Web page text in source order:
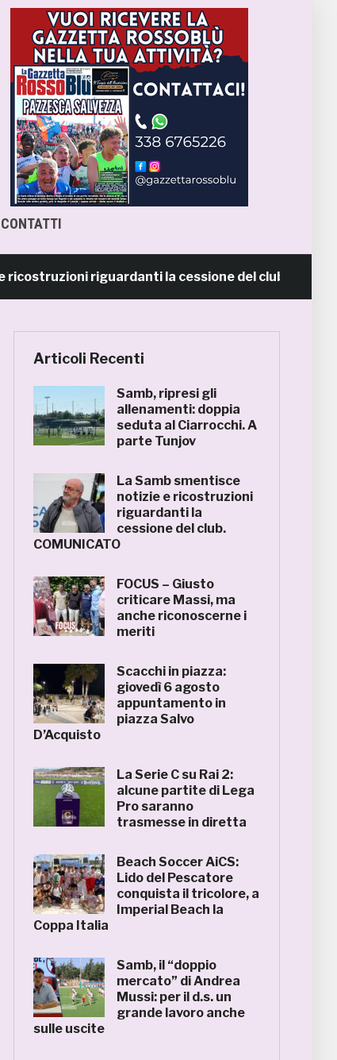
CONTATTI
riguardanti la cessione del club. COMUNICATO
Articoli Recenti
Samb, ripresi gli
allenamenti: doppia
seduta al Ciarrocchi. A
parte Tunjov
La Samb smentisce
notizie e ricostruzioni
riguardanti la
cessione del club.
COMUNICATO
FOCUS – Giusto
criticare Massi, ma
anche riconoscerne i
meriti
Scacchi in piazza:
giovedì 6 agosto
appuntamento in
piazza Salvo
D’Acquisto
La Serie C su Rai 2:
alcune partite di Lega
Pro saranno
trasmesse in diretta
Beach Soccer AiCS:
Lido del Pescatore
conquista il tricolore, a
Imperial Beach la
Coppa Italia
Samb, il “doppio
mercato” di Andrea
Mussi: per il d.s. un
grande lavoro anche
sulle uscite